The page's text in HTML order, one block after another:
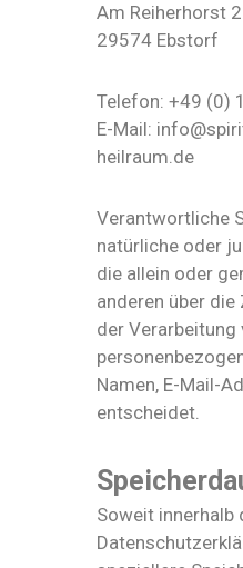
Am Reiherhorst 2
29574 Ebstorf
Telefon: +49 (0)
E-Mail:
heilraum.de
Verantwortliche
natürliche oder
die allein oder
anderen über
der Verarbeitung
Namen, E-Mail-
entscheidet.
Soweit innerhalb